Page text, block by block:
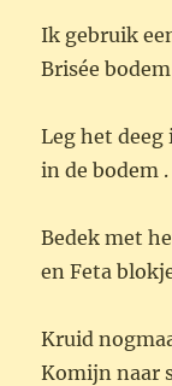
Ik gebruik
Brisée
Leg het
in de bodem .
Bedek met
en Feta
Kruid
Komijn naar